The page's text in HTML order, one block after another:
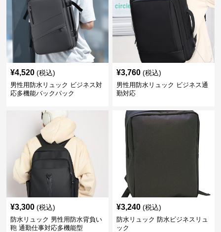
¥4,520 (税込)
男性用防水リュック ビジネス対
応多機能バックパック
¥3,760 (税込)
男性用防水リュック ビジネス通
勤対応
¥3,300 (税込)
防水リュック 男性用防水背負い
鞄 通勤仕事対応多機能型
¥3,240 (税込)
防水リュック 防水ビジネスリュ
ック